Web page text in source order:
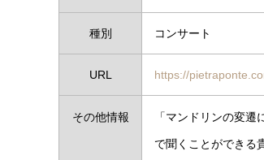
種別 コンサート
URL https://
その他情報 「マンドリンの変
で聞くことができる